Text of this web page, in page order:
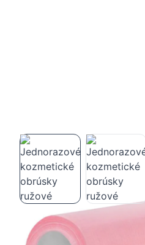
Jednorazové